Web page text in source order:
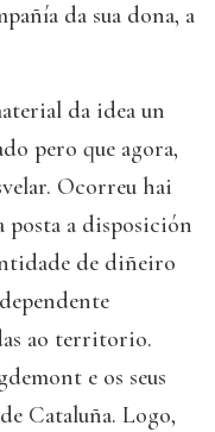
da sua dona, a
da idea un
pero que agora,
Ocorreu hai
posta a disposición
de diñeiro
ao territorio.
e os seus
Cataluña. Logo,